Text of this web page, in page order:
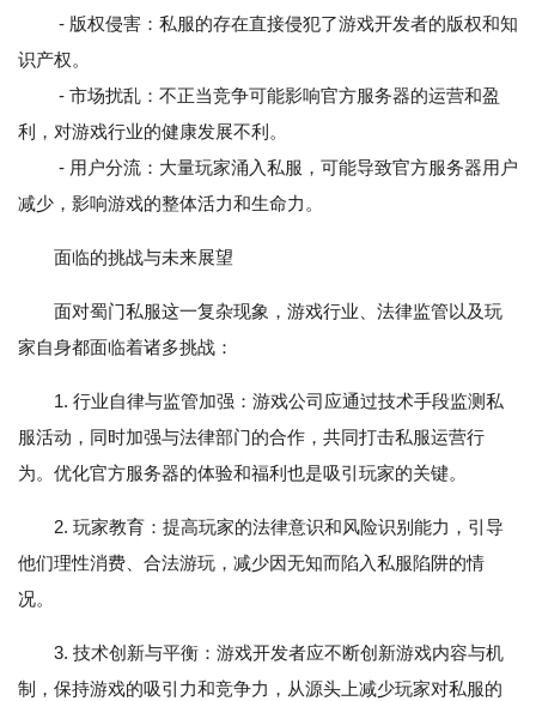
- 版权侵害：私服的存在直接侵犯了游戏开发者的版权和知
识产权。
- 市场扰乱：不正当竞争可能影响官方服务器的运营和盈
利，对游戏行业的健康发展不利。
- 用户分流：大量玩家涌入私服，可能导致官方服务器用户
减少，影响游戏的整体活力和生命力。
面临的挑战与未来展望
面对蜀门私服这一复杂现象，游戏行业、法律监管以及玩
家自身都面临着诸多挑战：
1. 行业自律与监管加强：游戏公司应通过技术手段监测私
服活动，同时加强与法律部门的合作，共同打击私服运营行
为。优化官方服务器的体验和福利也是吸引玩家的关键。
2. 玩家教育：提高玩家的法律意识和风险识别能力，引导
他们理性消费、合法游玩，减少因无知而陷入私服陷阱的情
况。
3. 技术创新与平衡：游戏开发者应不断创新游戏内容与机
制，保持游戏的吸引力和竞争力，从源头上减少玩家对私服的